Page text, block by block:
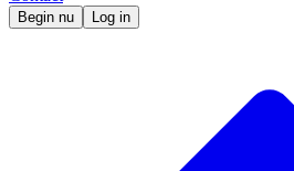
Begin nu Log in